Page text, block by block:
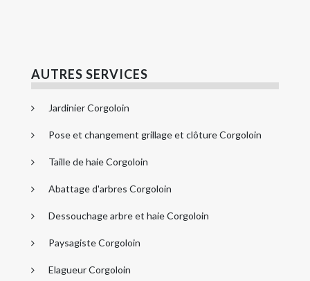
AUTRES SERVICES
Jardinier Corgoloin
Pose et changement grillage et clôture Corgoloin
Taille de haie Corgoloin
Abattage d'arbres Corgoloin
Dessouchage arbre et haie Corgoloin
Paysagiste Corgoloin
Elagueur Corgoloin